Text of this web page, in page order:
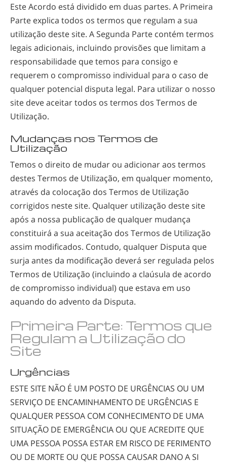
Este Acordo está dividido em duas partes. A Primeira
Parte explica todos os termos que regulam a sua
utilização deste site. A Segunda Parte contém termos
legais adicionais, incluindo provisões que limitam a
responsabilidade que temos para consigo e
requerem o compromisso individual para o caso de
qualquer potencial disputa legal. Para utilizar o nosso
site deve aceitar todos os termos dos Termos de
Utilização.
Mudanças nos Termos de
Utilização
Temos o direito de mudar ou adicionar aos termos
destes Termos de Utilização, em qualquer momento,
através da colocação dos Termos de Utilização
corrigidos neste site. Qualquer utilização deste site
após a nossa publicação de qualquer mudança
constituirá a sua aceitação dos Termos de Utilização
assim modificados. Contudo, qualquer Disputa que
surja antes da modificação deverá ser regulada pelos
Termos de Utilização (incluindo a claúsula de acordo
de compromisso individual) que estava em uso
aquando do advento da Disputa.
Primeira Parte: Termos que
Regulam a Utilização do
Site
Urgências
ESTE SITE NÃO É UM POSTO DE URGÊNCIAS OU UM
SERVIÇO DE ENCAMINHAMENTO DE URGÊNCIAS E
QUALQUER PESSOA COM CONHECIMENTO DE UMA
SITUAÇÃO DE EMERGÊNCIA OU QUE ACREDITE QUE
UMA PESSOA POSSA ESTAR EM RISCO DE FERIMENTO
OU DE MORTE OU QUE POSSA CAUSAR DANO A SI